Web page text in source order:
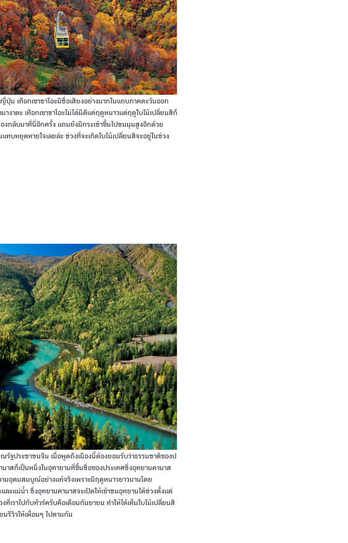
ปุ่น เทือกเขาซาโอะมีชื่อเสียงอย่างมากในแถบภาคตะวันออก
งาตะ เทือกเขาซาโอะไม่ได้มีดีแค่ฤดูหนาวแต่ฤดูใบไม้เปลี่ยนสีก็
งกลับมาที่นี่อีกครั้ง แถมยังมีกระเช้าขึ้นไปชมมุมสูงอีกด้วย
ทบหยุดหายใจเลยล่ะ ช่วงที่จะเกิดใบไม้เปลี่ยนสีจะอยู่ในช่วง
รัฐประชาชนจีน เมื่อพูดถึงเมืองนี้ต้องยอมรับว่าธรรมชาติของป
าสก็เป็นหนึ่งในอุทายานที่ขึ้นชื่อของประเทศซึ่งอุทยานคานาส
ามอุดมสมบูณ์อย่างแท้จริงเพราะมีฤดูหนาวยาวนานโดย
ะแม่น้ำ ซึ่งอุทยานคานาสจะเปิดให้เข้าชมอุทยานได้ช่วงตั้งแต่
เราไปกับทัวร์ครับคือเดือนกันยายน ทำให้ได้เห็นใบไม้เปลี่ยนสี
รีวิวให้เพื่อนๆ ไปตามกัน